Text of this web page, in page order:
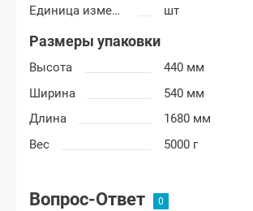
Единица измерения
шт
Размеры упаковки
Высота
440 мм
Ширина
540 мм
Длина
1680 мм
Вес
5000 г
Вопрос-Ответ